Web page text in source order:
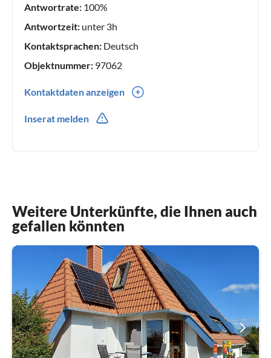
Antwortrate: 100%
Antwortzeit: unter 3h
Kontaktsprachen: Deutsch
Objektnummer: 97062
Kontaktdaten anzeigen
Inserat melden
Weitere Unterkünfte, die Ihnen auch
gefallen könnten